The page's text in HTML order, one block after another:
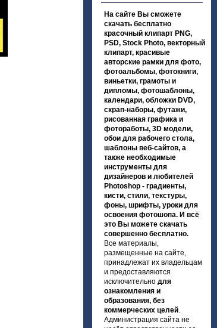
На сайте Вы сможете
скачать бесплатно
красочный клипарт PNG,
PSD, Stock Photo, векторный
клипарт, красивые
авторские рамки для фото,
фотоальбомы, фотокниги,
виньетки, грамоты и
дипломы, фотошаблоны,
календари, обложки DVD,
скрап-наборы, футажи,
рисованная графика и
фотоработы, 3D модели,
обои для рабочего стола,
шаблоны веб-сайтов, а
также необходимые
инструменты для
дизайнеров и любителей
Photoshop - градиенты,
кисти, стили, текстуры,
фоны, шрифты, уроки для
освоения фотошопа. И всё
это Вы можете скачать
совершенно бесплатно.
Все материалы,
размещенные на сайте,
принадлежат их владельцам
и предоставляются
исключительно для
ознакомления и
образования, без
коммерческих целей.
Администрация сайта не